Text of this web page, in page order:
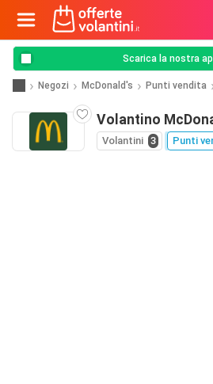
Scarica la nostra
Negozi McDonald's Punti vendita
Volantino
Volantini 3 Punti